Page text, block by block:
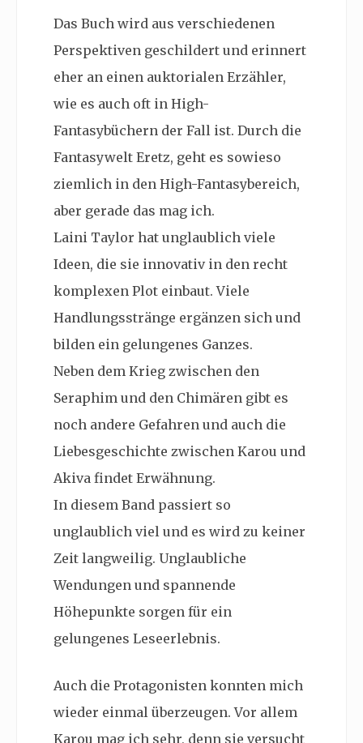
Das Buch wird aus verschiedenen
Perspektiven geschildert und erinnert
eher an einen auktorialen Erzähler,
wie es auch oft in High-
Fantasybüchern der Fall ist. Durch die
Fantasywelt Eretz, geht es sowieso
ziemlich in den High-Fantasybereich,
aber gerade das mag ich.
Laini Taylor hat unglaublich viele
Ideen, die sie innovativ in den recht
komplexen Plot einbaut. Viele
Handlungsstränge ergänzen sich und
bilden ein gelungenes Ganzes.
Neben dem Krieg zwischen den
Seraphim und den Chimären gibt es
noch andere Gefahren und auch die
Liebesgeschichte zwischen Karou und
Akiva findet Erwähnung.
In diesem Band passiert so
unglaublich viel und es wird zu keiner
Zeit langweilig. Unglaubliche
Wendungen und spannende
Höhepunkte sorgen für ein
gelungenes Leseerlebnis.
Auch die Protagonisten konnten mich
wieder einmal überzeugen. Vor allem
Karou mag ich sehr, denn sie versucht